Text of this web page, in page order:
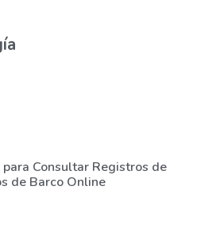
Consultar Registros de
de Barco Online